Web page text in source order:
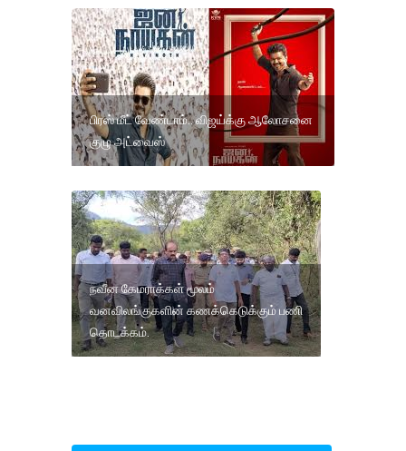
பிரஸ் மீட் வேண்டாம்.. விஜய்க்கு ஆலோசனை
குழு அட்வைஸ்
நவீன கேமராக்கள் மூலம்
வனவிலங்குகளின் கணக்கெடுக்கும் பணி
தொடக்கம்.